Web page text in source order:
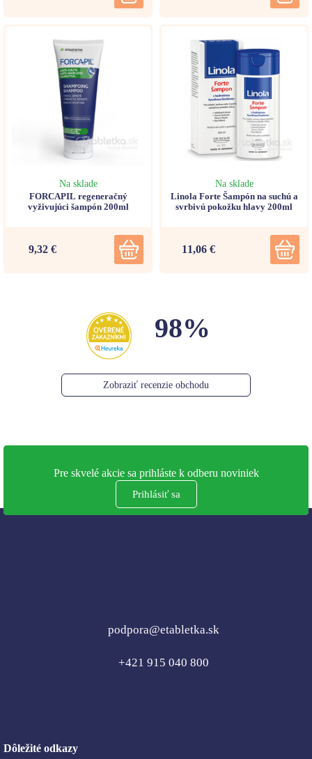
Na sklade
FORCAPIL regeneračný
vyživujúci šampón 200ml
9,32 €
Na sklade
Linola Forte Šampón na suchú a
svrbivú pokožku hlavy 200ml
11,06 €
98%
Zobraziť recenzie obchodu
Pre skvelé akcie sa prihláste k odberu noviniek
Prihlásiť sa
podpora@etabletka.sk
+421 915 040 800
Dôležité odkazy